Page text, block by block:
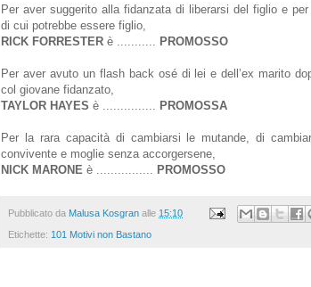
Per aver suggerito alla fidanzata di liberarsi del figlio e
di cui potrebbe essere figlio,
RICK FORRESTER è ... PROMOSSO
Per aver avuto un flash back osé di lei e dell’ex marito
col giovane fidanzato,
TAYLOR HAYES è ... PROMOSSA
Per la rara capacità di cambiarsi le mutande, di
convivente e moglie senza accorgersene,
NICK MARONE è ... PROMOSSO
Pubblicato da Malusa Kosgran alle 15:10
Etichette: 101 Motivi non Bastano